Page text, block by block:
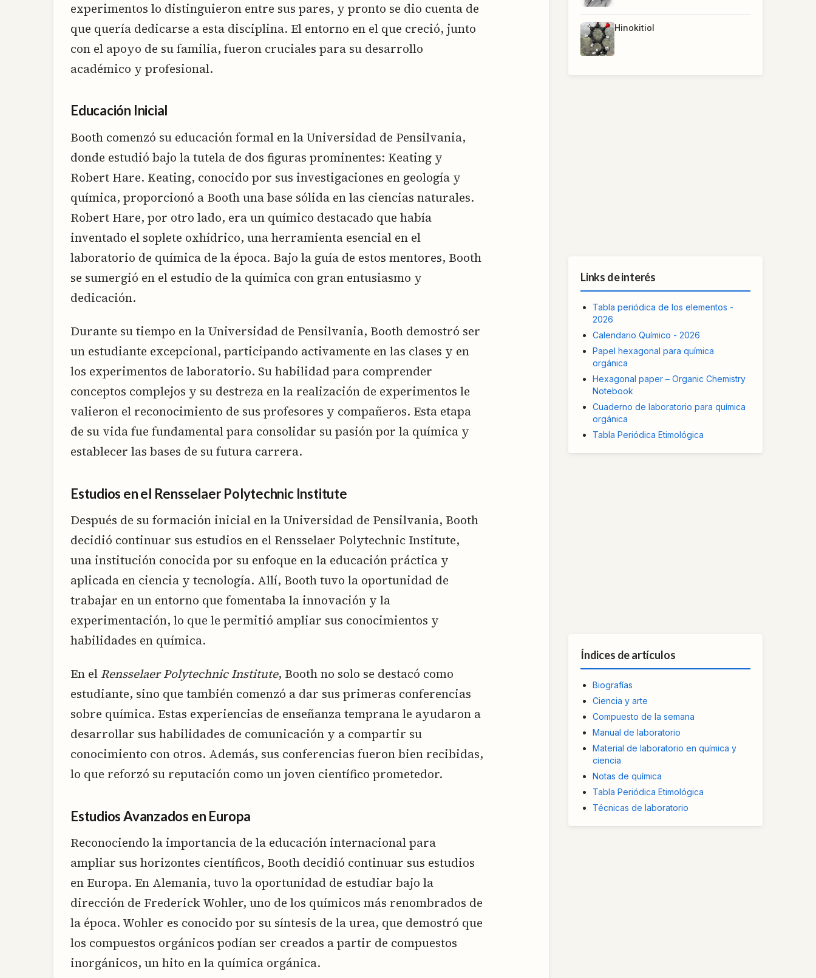
experimentos lo distinguieron entre sus pares, y pronto se dio cuenta de
que quería dedicarse a esta disciplina. El entorno en el que creció, junto
con el apoyo de su familia, fueron cruciales para su desarrollo
académico y profesional.
Educación Inicial
Booth comenzó su educación formal en la Universidad de Pensilvania,
donde estudió bajo la tutela de dos figuras prominentes: Keating y
Robert Hare. Keating, conocido por sus investigaciones en geología y
química, proporcionó a Booth una base sólida en las ciencias naturales.
Robert Hare, por otro lado, era un químico destacado que había
inventado el soplete oxhídrico, una herramienta esencial en el
laboratorio de química de la época. Bajo la guía de estos mentores, Booth
se sumergió en el estudio de la química con gran entusiasmo y
dedicación.
Durante su tiempo en la Universidad de Pensilvania, Booth demostró ser
un estudiante excepcional, participando activamente en las clases y en
los experimentos de laboratorio. Su habilidad para comprender
conceptos complejos y su destreza en la realización de experimentos le
valieron el reconocimiento de sus profesores y compañeros. Esta etapa
de su vida fue fundamental para consolidar su pasión por la química y
establecer las bases de su futura carrera.
Estudios en el Rensselaer Polytechnic Institute
Después de su formación inicial en la Universidad de Pensilvania, Booth
decidió continuar sus estudios en el Rensselaer Polytechnic Institute,
una institución conocida por su enfoque en la educación práctica y
aplicada en ciencia y tecnología. Allí, Booth tuvo la oportunidad de
trabajar en un entorno que fomentaba la innovación y la
experimentación, lo que le permitió ampliar sus conocimientos y
habilidades en química.
En elRensselaer Polytechnic Institute, Booth no solo se destacó como
estudiante, sino que también comenzó a dar sus primeras conferencias
sobre química. Estas experiencias de enseñanza temprana le ayudaron a
desarrollar sus habilidades de comunicación y a compartir su
conocimiento con otros. Además, sus conferencias fueron bien recibidas,
lo que reforzó su reputación como un joven científico prometedor.
Estudios Avanzados en Europa
Reconociendo la importancia de la educación internacional para
ampliar sus horizontes científicos, Booth decidió continuar sus estudios
en Europa. En Alemania, tuvo la oportunidad de estudiar bajo la
dirección de Frederick Wohler, uno de los químicos más renombrados de
la época. Wohler es conocido por su síntesis de la urea, que demostró que
los compuestos orgánicos podían ser creados a partir de compuestos
inorgánicos, un hito en la química orgánica.
Hinokitiol
Links de interés
Tabla periódica de los elementos -
2026
Calendario Químico - 2026
Papel hexagonal para química
orgánica
Hexagonal paper – Organic Chemistry
Notebook
Cuaderno de laboratorio para química
orgánica
Tabla Periódica Etimológica
Índices de artículos
Biografías
Ciencia y arte
Compuesto de la semana
Manual de laboratorio
Material de laboratorio en química y
ciencia
Notas de química
Tabla Periódica Etimológica
Técnicas de laboratorio